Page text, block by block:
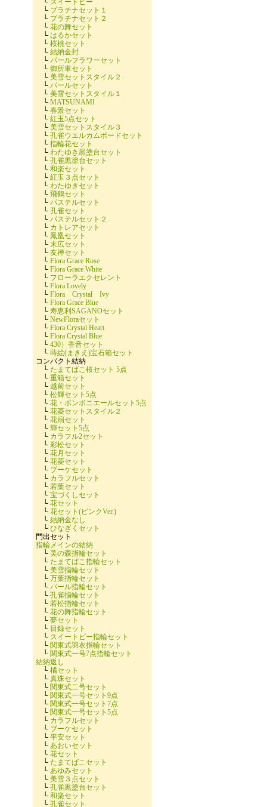
└ スイートピー
└ プラチナセット１
└ プラチナセット２
└ 花の舞セット
└ はるかセット
└ 桜桃セット
└ 結納金封
└ パールフラワーセット
└ 御所車セット
└ 美雪セットスタイル２
└ パールセット
└ 美雪セットスタイル１
└ MATSUNAMI
└ 春景セット
└ 紅玉5点セット
└ 美雪セットスタイル３
└ 孔雀ウエルカムボードセット
└ 指輪花セット
└ わたゆき黒塗台セット
└ 孔雀黒塗台セット
└ 和楽セット
└ 紅玉３点セット
└ わたゆきセット
└ 飛鶴セット
└ パステルセット
└ 孔雀セット
└ パステルセット２
└ カトレアセット
└ 鳳凰セット
└ 末広セット
└ 友禅セット
└ Flora Grace Rose
└ Flora Grace White
└ フローラエクセレント
└ Flora Lovely
└ Flora Crystal Ivy
└ Flora Grace Blue
└ 寿恵利SAGANOセット
└ NewFloraセット
└ Flora Crystal Heart
└ Flora Crystal Blue
└ 430）香音セット
└ 蒔絵(まきえ)宝石箱セット
コンパクト結納
└ たまてばこ桜セット 5点
└ 重箱セット
└ 越前セット
└ 松輝セット5点
└ 花・ボンボニエールセット5点
└ 花菱セットスタイル２
└ 花扇セット
└ 輝セット5点
└ カラフル2セット
└ 彩松セット
└ 花月セット
└ 花菱セット
└ ブーケセット
└ カラフルセット
└ 若葉セット
└ 宝づくしセット
└ 花セット
└ 花セット(ピンクVer.)
└ 結納金なし
└ ひなぎくセット
門出セット
指輪メインの結納
└ 美の森指輪セット
└ たまてばこ指輪セット
└ 美雪指輪セット
└ 万葉指輪セット
└ パール指輪セット
└ 孔雀指輪セット
└ 若松指輪セット
└ 花の舞指輪セット
└ 夢セット
└ 目録セット
└ スイートピー指輪セット
└ 関東式羽衣指輪セット
└ 関東式一号7点指輪セット
結納返し
└ 橘セット
└ 真珠セット
└ 関東式二号セット
└ 関東式一号セット9点
└ 関東式一号セット7点
└ 関東式一号セット5点
└ カラフルセット
└ ブーケセット
└ 平安セット
└ あおいセット
└ 花セット
└ たまてばこセット
└ あゆみセット
└ 美雪３点セット
└ 孔雀黒塗台セット
└ 和楽セット
└ 孔雀セット